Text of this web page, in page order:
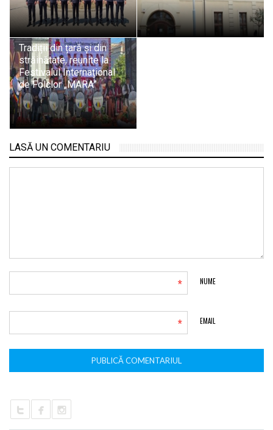
Tradiții din țară și din
străinătate, reunite la
Festivalul Internațional
de Folclor „MARA”
LASĂ UN COMENTARIU
NUME
*
EMAIL
*